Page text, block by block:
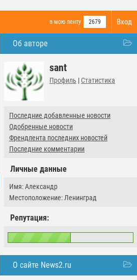
Вход
в мою ленту 2679
Об авторе
sant
Профиль | Статистика
Последние добавленные новости
Одобренные новости
Френдлента последних новостей
Последние комментарии
Личные данные
Имя: Александр
Местоположение: Ленинград
Репутация:
О сайте News2.ru